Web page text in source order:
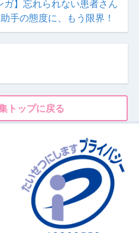
】忘れられない患者さん
手の態度に、もう限界！
トップに戻る